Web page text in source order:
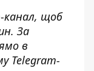
канал, щоб
За
в
Telegram-